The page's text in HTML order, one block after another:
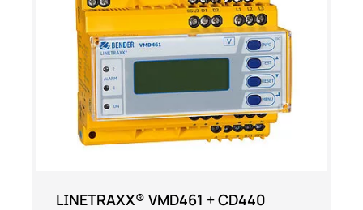
LINETRAXX® VMD461 + CD440